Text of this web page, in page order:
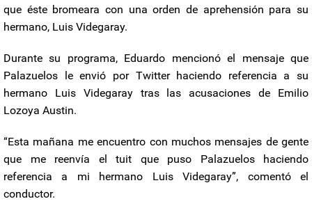
que éste bromeara con una orden de aprehensión para su
hermano, Luis Videgaray.
Durante su programa, Eduardo mencionó el mensaje que
Palazuelos le envió por Twitter haciendo referencia a su
hermano Luis Videgaray tras las acusaciones de Emilio
Lozoya Austin.
“Esta mañana me encuentro con muchos mensajes de gente
que me reenvía el tuit que puso Palazuelos haciendo
referencia a mi hermano Luis Videgaray”, comentó el
conductor.